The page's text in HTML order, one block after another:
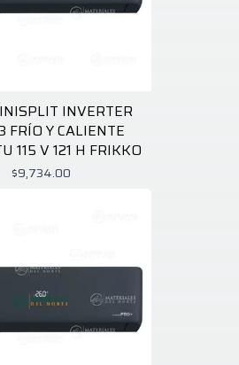
INVERTER
FRÍO Y CALIENTE
115 V 121 H FRIKKO
$9,734.00